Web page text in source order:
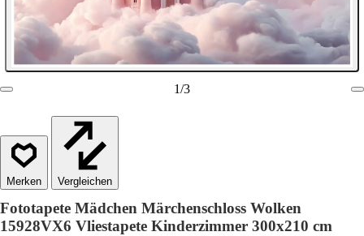
1/3
Vergleichen
Fototapete Mädchen Märchenschloss Wolken
15928VX6 Vliestapete Kinderzimmer 300x210 cm